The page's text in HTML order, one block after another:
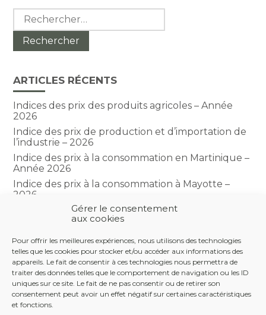
Gérer le consentement
aux cookies
Pour offrir les meilleures expériences, nous utilisons des technologies
telles que les cookies pour stocker et/ou accéder aux informations des
appareils. Le fait de consentir à ces technologies nous permettra de
traiter des données telles que le comportement de navigation ou les ID
uniques sur ce site. Le fait de ne pas consentir ou de retirer son
consentement peut avoir un effet négatif sur certaines caractéristiques
et fonctions.
Rechercher :
ARTICLES RÉCENTS
Indices des prix des produits agricoles – Année
2026
Indice des prix de production et d’importation de
l’industrie – 2026
Indice des prix à la consommation en Martinique –
Année 2026
Indice des prix à la consommation à Mayotte –
2026
Indice du climat des affaires dans le BTP – Année
COMMENTAIRES RÉCENTS